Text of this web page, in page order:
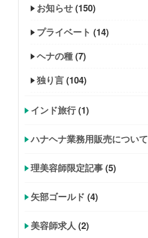
お知らせ(150)
プライベート (14)
ヘナの種(7)
独り言(104)
インド旅行(1)
ハナヘナ業務用販売について
理美容師限定記事(5)
矢部ゴールド (4)
美容師求人(2)